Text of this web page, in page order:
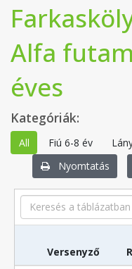
Alfa
éves
Kategóriák:
All Fiú 6-8 év
Nyomtatás
Search
Versenyző